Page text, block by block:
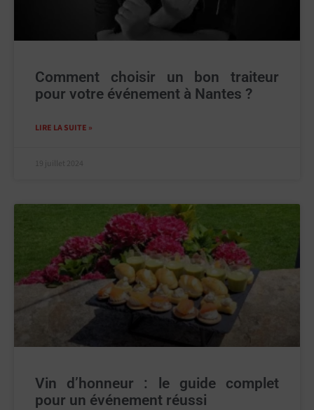
Comment choisir un bon traiteur
pour votre événement à Nantes ?
LIRE LA SUITE »
19 juillet 2024
Vin d’honneur : le guide complet
pour un événement réussi